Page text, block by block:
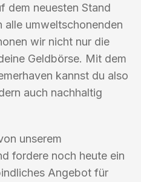
dem neuesten Stand
alle umweltschonenden
wir nicht nur die
Geldbörse. Mit dem
kannst du also
auch nachhaltig
unserem
fordere noch heute ein
Angebot für